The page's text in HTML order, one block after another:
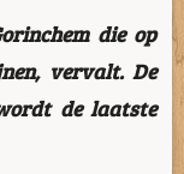
die op
vervalt. De
de laatste